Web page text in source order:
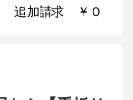
追加請求 ￥０